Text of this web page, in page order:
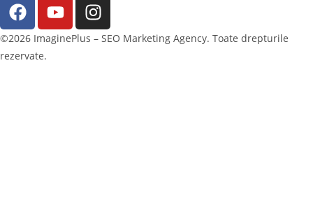
©2026 ImaginePlus – SEO Marketing Agency. Toate drepturile
rezervate.